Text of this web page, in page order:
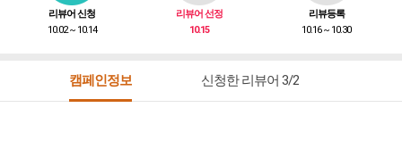
리뷰어 신청
10.02 ~ 10.14
리뷰어 선정
10.15
리뷰등록
10.16 ~ 10.30
캠페인정보 신청한 리뷰어 3/2